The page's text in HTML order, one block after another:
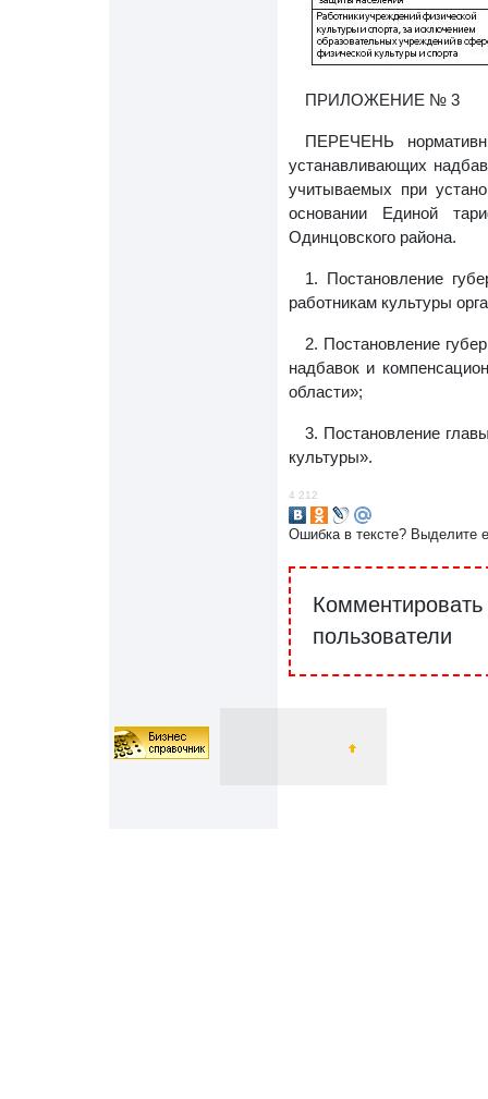
ПРИЛОЖЕНИЕ № 3
ПЕРЕЧЕНЬ
устанавливающих
учитываемых при
основании Единой
Одинцовского района.
1. Постановление
работникам культуры
2. Постановление
надбавок и
области»;
3. Постановление
культуры».
4 212
Ошибка в тексте? Выделите
Комментировать
пользователи